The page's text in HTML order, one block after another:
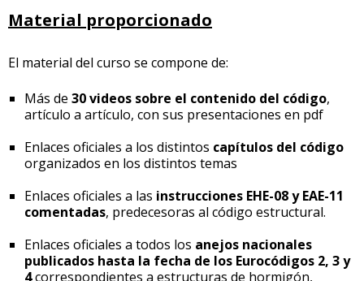
Material proporcionado
El material del curso se compone de:
Más de 30 videos sobre el contenido del código,
artículo a artículo, con sus presentaciones en pdf
Enlaces oficiales a los distintos capítulos del código
organizados en los distintos temas
Enlaces oficiales a las instrucciones EHE-08 y EAE-11
comentadas, predecesoras al código estructural.
Enlaces oficiales a todos los anejos nacionales
publicados hasta la fecha de los Eurocódigos 2, 3 y
4correspondientes a estructuras de hormigón,